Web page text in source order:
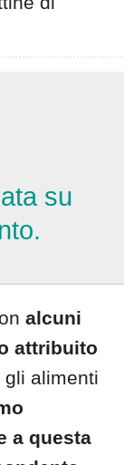
su
alcuni
attribuito
alimenti
a questa